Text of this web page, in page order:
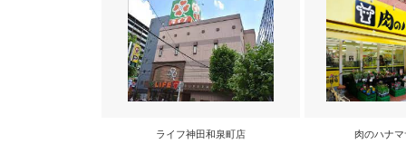
ライフ神田和泉町店 肉のハナ